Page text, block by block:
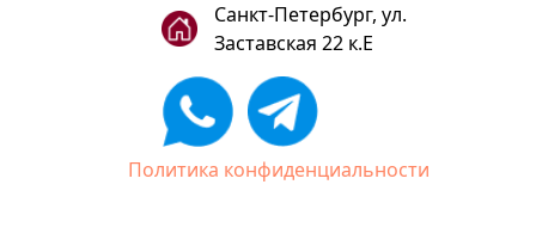
Санкт-Петербург, ул.
Заставская 22 к.Е
Политика конфиденциальности